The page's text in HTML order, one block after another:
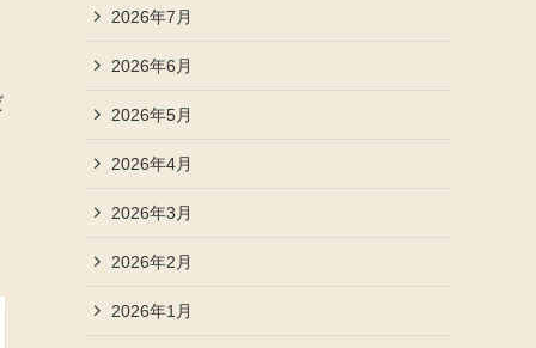
2026年7月
2026年6月
2026年5月
2026年4月
2026年3月
2026年2月
2026年1月